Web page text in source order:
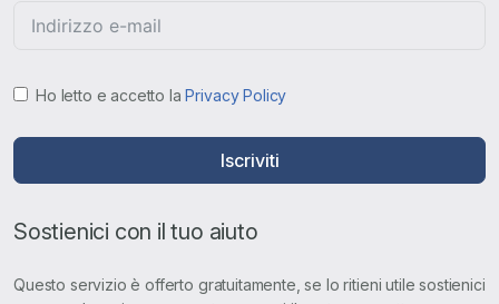
Ho letto e accetto laPrivacy Policy
Iscriviti
Sostienici con il tuo aiuto
Questo servizio è offerto gratuitamente, se lo ritieni utile sostienici